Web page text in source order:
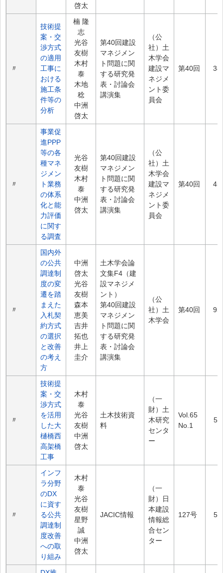
啓太
〃
技術提
案・交
渉方式
の適用
工事に
おける
施工条
件等の
分析
楠 隆
志
光谷
友樹
木村
泰
木地
稔
中洲
啓太
第40回建設
マネジメン
ト問題に関
する研究発
表・討論会
講演集
（公
社）土
木学会
建設マ
ネジメ
ント委
員会
第40回
〃
事業促
進PPP
等の各
種マネ
ジメン
ト業務
の体系
化と能
力評価
に関す
る調査
光谷
友樹
木村
泰
中洲
啓太
第40回建設
マネジメン
ト問題に関
する研究発
表・討論会
講演集
（公
社）土
木学会
建設マ
ネジメ
ント委
員会
第40回
〃
国内外
の公共
調達制
度の変
遷を踏
まえた
入札契
約方式
の選択
と改善
の考え
方
中洲
啓太
光谷
友樹
森本
恵美
吉井
拓也
井上
圭介
土木学会論
文集F4（建
設マネジメ
ント）
第40回建設
マネジメン
ト問題に関
する研究発
表・討論会
講演集
（公
社）土
木学会
第40回
〃
技術提
案・交
渉方式
を活用
した大
樋橋西
高架橋
工事
木村
泰
光谷
友樹
中洲
啓太
土木技術資
料
（一
財）土
木研究
センタ
ー
Vol.65
No.1
〃
インフ
ラ分野
のDX
に資す
る公共
調達制
度改善
への取
り組み
木村
泰
光谷
友樹
星野
誠
中洲
啓太
JACIC情報
（一
財）日
本建設
情報総
合セン
ター
127号